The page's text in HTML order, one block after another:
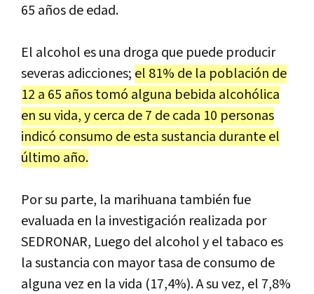
65 años de edad.
El alcohol es una droga que puede producir
severas adicciones; el 81% de la población de
12 a 65 años tomó alguna bebida alcohólica
en su vida, y cerca de 7 de cada 10 personas
indicó consumo de esta sustancia durante el
último año.
Por su parte, la marihuana también fue
evaluada en la investigación realizada por
SEDRONAR, Luego del alcohol y el tabaco es
la sustancia con mayor tasa de consumo de
alguna vez en la vida (17,4%). A su vez, el 7,8%